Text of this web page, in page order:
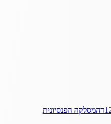
המסלקה הפנסיונית